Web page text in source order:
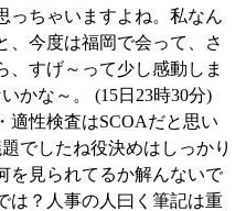
っちゃいますよね。私なん
、今度は福岡で会って、さ
、すげ～って少し感動しま
かな～。 (15日23時30分)
適性検査はSCOAだと思い
でしたね役決めはしっかり
を見られてるか解んないで
は？人事の人曰く筆記は重